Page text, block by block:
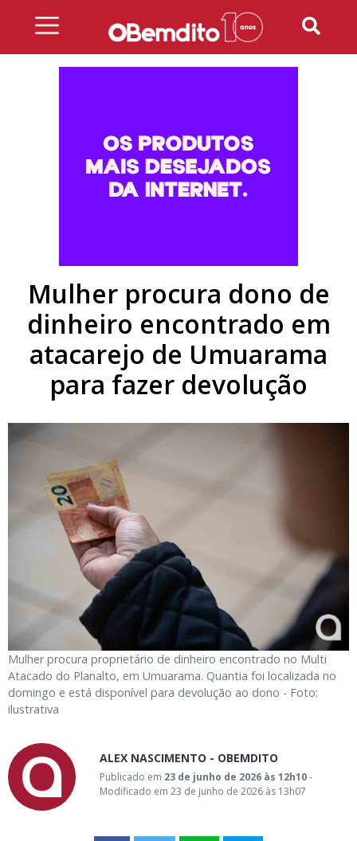
Mulher procura dono de
dinheiro encontrado em
atacarejo de Umuarama
para fazer devolução
Mulher procura proprietário de dinheiro encontrado no Multi
Atacado do Planalto, em Umuarama. Quantia foi localizada no
domingo e está disponível para devolução ao dono - Foto:
ilustrativa
ALEX NASCIMENTO - OBEMDITO
Publicado em 23 de junho de 2026 às 12h10-
Modificado em 23 de junho de 2026 às 13h07